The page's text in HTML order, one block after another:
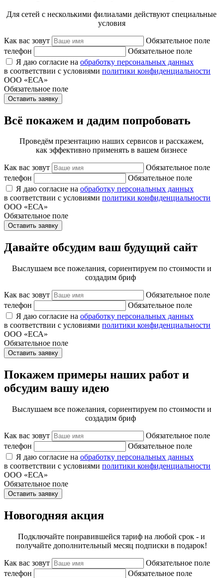
Для сетей с несколькими филиалами действуют специальные
условия
Как вас зовут
Обязательное поле
телефон
Обязательное поле
Я даю согласие на обработку персональных данных
в соответствии с условиями политики конфиденциальности
ООО «ЕСА»
Обязательное поле
Оставить заявку
Всё покажем и дадим попробовать
Проведём презентацию наших сервисов и расскажем,
как эффективно применять в вашем бизнесе
Как вас зовут
Обязательное поле
телефон
Обязательное поле
Я даю согласие на обработку персональных данных
в соответствии с условиями политики конфиденциальности
ООО «ЕСА»
Обязательное поле
Оставить заявку
Давайте обсудим ваш будущий сайт
Выслушаем все пожелания, сориентируем по стоимости и
создадим бриф
Как вас зовут
Обязательное поле
телефон
Обязательное поле
Я даю согласие на обработку персональных данных
в соответствии с условиями политики конфиденциальности
ООО «ЕСА»
Обязательное поле
Оставить заявку
Покажем примеры наших работ и
обсудим вашу идею
Выслушаем все пожелания, сориентируем по стоимости и
создадим бриф
Как вас зовут
Обязательное поле
телефон
Обязательное поле
Я даю согласие на обработку персональных данных
в соответствии с условиями политики конфиденциальности
ООО «ЕСА»
Обязательное поле
Оставить заявку
Новогодняя акция
Подключайте понравившейся тариф на любой срок - и
получайте дополнительный месяц подписки в подарок!
Как вас зовут
Обязательное поле
телефон
Обязательное поле